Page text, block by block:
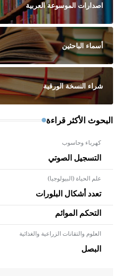
اصدارات الموسوعة العربية
أسماء الباحثين
شراء النسخة الورقية
البحوث الأكثر قراءة
كهرباء وحاسوب
التسجيل الصوتي
علم الحياة (البيولوجيا)
تعدد أشكال البلورات
التحكم الموائم
العلوم والتقانات الزراعية والغذائية
البصل
- هل تعلم أن الأبلق نوع من
بالعمارة الإسلامية في بلاد
المعمار على بناء مداميكه